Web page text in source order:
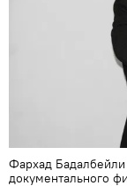
Фархад Бадалбейли
документального